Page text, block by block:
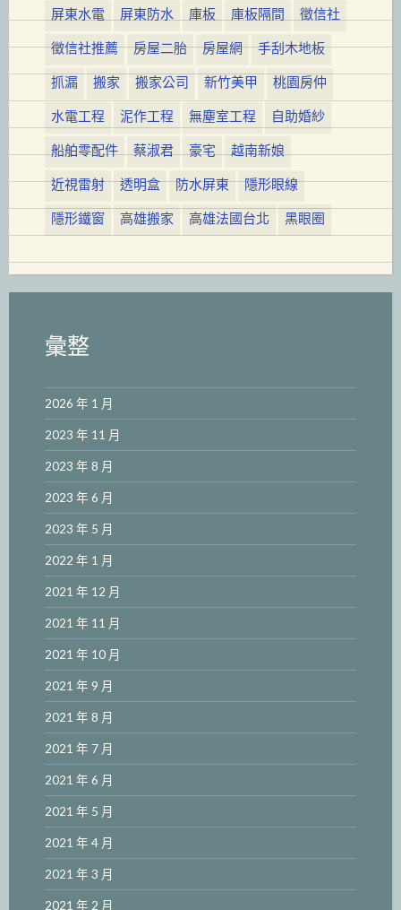
屏東水電
屏東防水 庫板 庫板隔間
徵信社
徵信社推薦
房屋二胎 房屋網
手刮木地板
抓漏
搬家 搬家公司 新竹美甲
桃園房仲
水電工程
泥作工程 無塵室工程
自助婚紗
船舶零配件
蔡淑君 豪宅
越南新娘
近視雷射
透明盒 防水屏東
隱形眼線
隱形鐵窗
高雄搬家 高雄法國台北 黑眼圈
彙整
2026 年 1 月
2023 年 11 月
2023 年 8 月
2023 年 6 月
2023 年 5 月
2022 年 1 月
2021 年 12 月
2021 年 11 月
2021 年 10 月
2021 年 9 月
2021 年 8 月
2021 年 7 月
2021 年 6 月
2021 年 5 月
2021 年 4 月
2021 年 3 月
2021 年 2 月